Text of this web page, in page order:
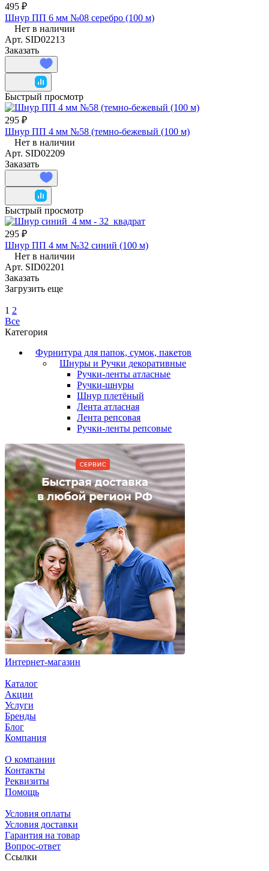
495 ₽
Шнур ПП 6 мм №08 серебро (100 м)
Нет в наличии
Арт. SID02213
Заказать
Быстрый просмотр
295 ₽
Шнур ПП 4 мм №58 (темно-бежевый (100 м)
Нет в наличии
Арт. SID02209
Заказать
Быстрый просмотр
295 ₽
Шнур ПП 4 мм №32 синий (100 м)
Нет в наличии
Арт. SID02201
Заказать
Загрузить еще
1 2
Все
Категория
Фурнитура для папок, сумок, пакетов
Шнуры и Ручки декоративные
Ручки-ленты атласные
Ручки-шнуры
Шнур плетёный
Лента атласная
Лента репсовая
Ручки-ленты репсовые
Интернет-магазин
Каталог
Акции
Услуги
Бренды
Блог
Компания
О компании
Контакты
Реквизиты
Помощь
Условия оплаты
Условия доставки
Гарантия на товар
Вопрос-ответ
Ссылки